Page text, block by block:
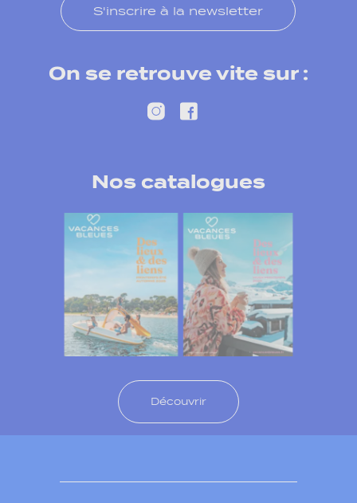
S'inscrire à la newsletter
On se retrouve vite sur :
Nos catalogues
Découvrir